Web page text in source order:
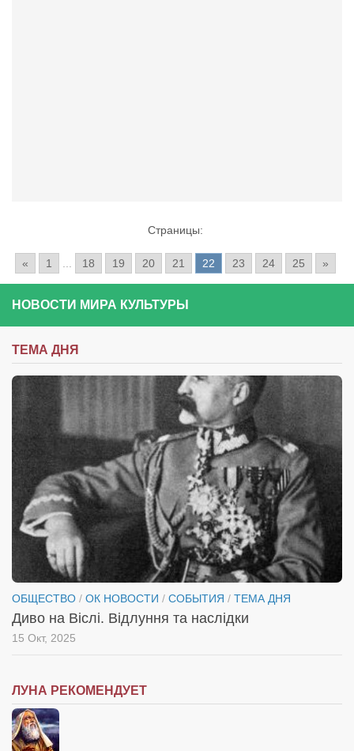
Страницы:
« 1 ... 18 19 20 21 22 23 24 25 »
НОВОСТИ МИРА КУЛЬТУРЫ
ТЕМА ДНЯ
ОБЩЕСТВО / ОК НОВОСТИ / СОБЫТИЯ / ТЕМА ДНЯ
Диво на Віслі. Відлуння та наслідки
15 Окт, 2025
ЛУНА РЕКОМЕНДУЕТ